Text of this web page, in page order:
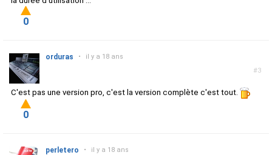
0
#3
orduras • il y a 18 ans
C'est pas une version pro, c'est la version complète c'est tout.
0
perletero • il y a 18 ans